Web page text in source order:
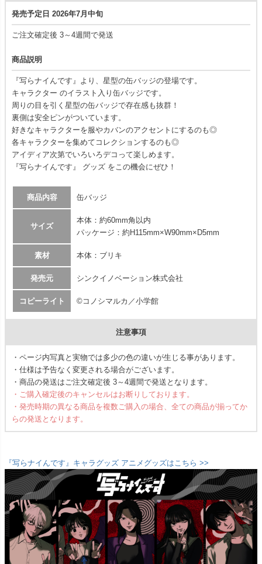
発売予定日 2026年7月中旬
ご注文確定後 3～4週間で発送
商品説明
『写らナイんです』より、星型の缶バッジの登場です。
キャラクター のイラスト入り缶バッジです。
周りの目を引く星型の缶バッジで存在感も抜群！
裏側は安全ピンがついています。
好きなキャラクターを服やカバンのアクセントにするのも◎
各キャラクターを集めてコレクションするのも◎
アイディア次第でいろいろデコって楽しめます。
『写らナイんです』 グッズ をこの機会にぜひ！
商品内容 缶バッジ
サイズ
本体：約60mm角以内
パッケージ：約H115mm×W90mm×D5mm
素材 本体：ブリキ
発売元 シンクイノベーション株式会社
コピーライト ©コノシマルカ／小学館
注意事項
・ページ内写真と実物では多少の色の違いが生じる事があります。
・仕様は予告なく変更される場合がございます。
・商品の発送はご注文確定後 3～4週間で発送となります。
・ご購入確定後のキャンセルはお断りしております。
・発売時期の異なる商品を複数ご購入の場合、全ての商品が揃ってか
らの発送となります。
『写らナイんです』キャラグッズ アニメグッズはこちら >>